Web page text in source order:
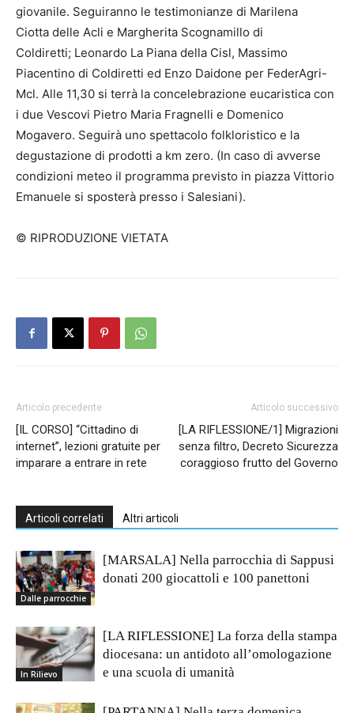
giovanile. Seguiranno le testimonianze di Marilena
Ciotta delle Acli e Margherita Scognamillo di
Coldiretti; Leonardo La Piana della Cisl, Massimo
Piacentino di Coldiretti ed Enzo Daidone per FederAgri-
Mcl. Alle 11,30 si terrà la concelebrazione eucaristica con
i due Vescovi Pietro Maria Fragnelli e Domenico
Mogavero. Seguirà uno spettacolo folkloristico e la
degustazione di prodotti a km zero. (In caso di avverse
condizioni meteo il programma previsto in piazza Vittorio
Emanuele si sposterà presso i Salesiani).
© RIPRODUZIONE VIETATA
Articolo precedente
[IL CORSO] “Cittadino di
internet”, lezioni gratuite per
imparare a entrare in rete
Articolo successivo
[LA RIFLESSIONE/1] Migrazioni
senza filtro, Decreto Sicurezza
coraggioso frutto del Governo
Articoli correlati Altri articoli
Dalle parrocchie
[MARSALA] Nella parrocchia di Sappusi
donati 200 giocattoli e 100 panettoni
In Rilievo
[LA RIFLESSIONE] La forza della stampa
diocesana: un antidoto all’omologazione
e una scuola di umanità